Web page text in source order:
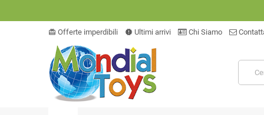
card_giftcard Offerte imperdibili new_releases Ultimi arrivi Chi Siamo